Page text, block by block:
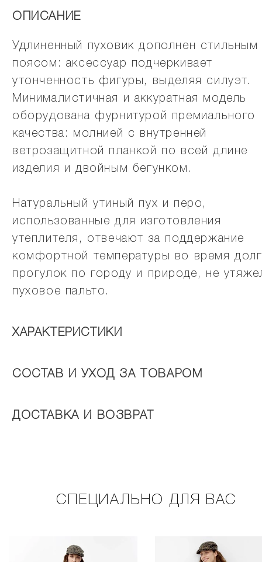
ОПИСАНИЕ
Удлиненный пуховик дополнен стильным
поясом: аксессуар подчеркивает
утонченность фигуры, выделяя силуэт.
Минималистичная и аккуратная модель
оборудована фурнитурой премиального
качества: молнией с внутренней
ветрозащитной планкой по всей длине
изделия и двойным бегунком.
Натуральный утиный пух и перо,
использованные для изготовления
утеплителя, отвечают за поддержание
комфортной температуры во время
прогулок по городу и природе, не
пуховое пальто.
ХАРАКТЕРИСТИКИ
СОСТАВ И УХОД ЗА ТОВАРОМ
ДОСТАВКА И ВОЗВРАТ
СПЕЦИАЛЬНО ДЛЯ ВАС